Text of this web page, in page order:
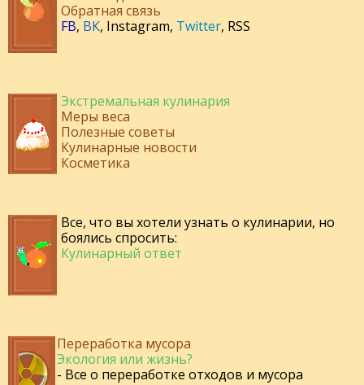
Обратная связь
FB, ВК, Instagram, Twitter, RSS
Экстремальная кулинария
Меры веса
Полезные советы
Кулинарные новости
Косметика
Все, что вы хотели узнать о кулинарии, но
боялись спросить:
Кулинарный ответ
Переработка мусора
Экология или жизнь?
- Все о переработке отходов и мусора